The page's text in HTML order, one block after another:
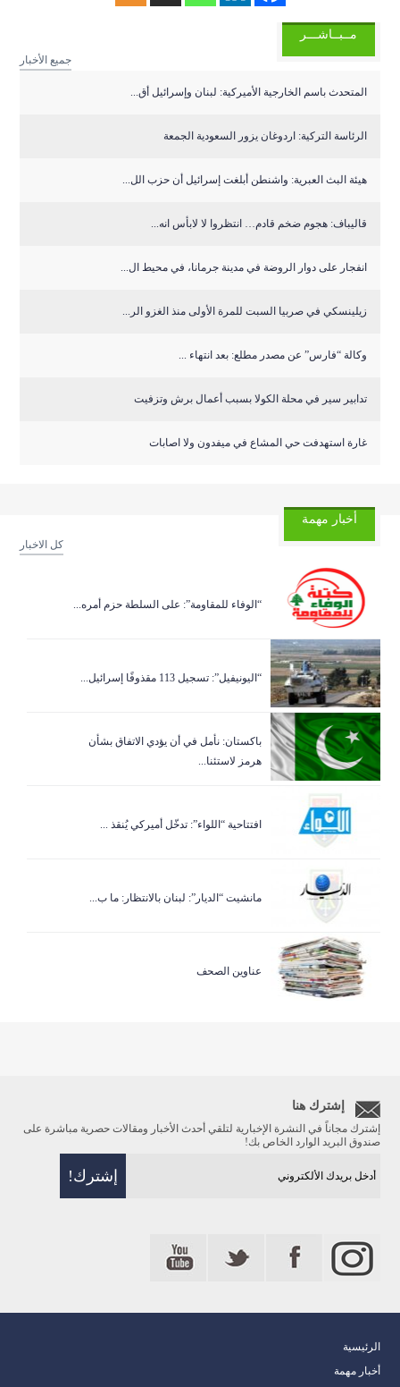
مــبــاشـــر
جميع الأخبار
المتحدث باسم الخارجية الأميركية: لبنان وإسرائيل أق...
الرئاسة التركية: اردوغان يزور السعودية الجمعة
هيئة البث العبرية: واشنطن أبلغت إسرائيل أن حزب الل...
قاليباف: هجوم ضخم قادم… انتظروا لا لابأس انه...
انفجار على دوار الروضة في مدينة جرمانا، في محيط ال...
زيلينسكي في صربيا السبت للمرة الأولى منذ الغزو الر...
وكالة “فارس” عن مصدر مطلع: بعد انتهاء ...
تدابير سير في محلة الكولا بسبب أعمال برش وتزفيت
غارة استهدفت حي المشاع في ميفدون ولا اصابات
أخبار مهمة
كل الاخبار
“الوفاء للمقاومة”: على السلطة حزم أمره...
“اليونيفيل”: تسجيل 113 مقذوفًا إسرائيل...
باكستان: نأمل في أن يؤدي الاتفاق بشأن
هرمز لاستئنا...
افتتاحية “اللواء”: تدخّل أميركي يُنقذ ...
مانشيت “الديار”: لبنان بالانتظار: ما ب...
عناوين الصحف
إشترك هنا
إشترك مجاناً في النشرة الإخبارية لتلقي أحدث الأخبار ومقالات حصرية مباشرة على
صندوق البريد الوارد الخاص بك!
الرئيسية
أخبار مهمة